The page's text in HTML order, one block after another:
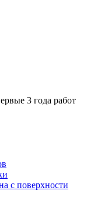
3 года работ
с поверхности